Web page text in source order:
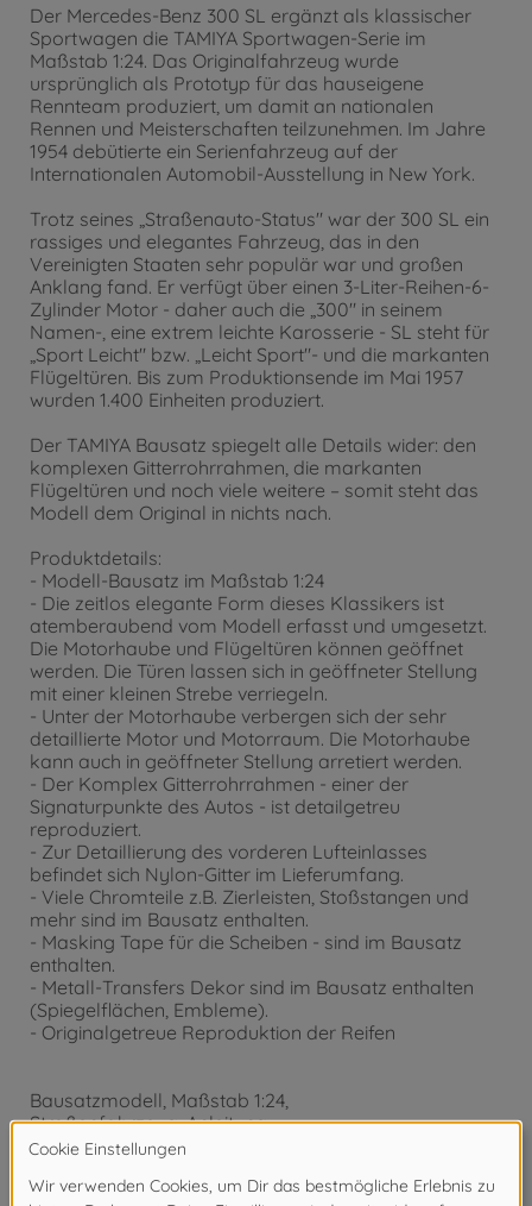
Der Mercedes-Benz 300 SL ergänzt als klassischer
Sportwagen die TAMIYA Sportwagen-Serie im
Maßstab 1:24. Das Originalfahrzeug wurde
ursprünglich als Prototyp für das hauseigene
Rennteam produziert, um damit an nationalen
Rennen und Meisterschaften teilzunehmen. Im Jahre
1954 debütierte ein Serienfahrzeug auf der
Internationalen Automobil-Ausstellung in New York.
Trotz seines „Straßenauto-Status" war der 300 SL ein
rassiges und elegantes Fahrzeug, das in den
Vereinigten Staaten sehr populär war und großen
Anklang fand. Er verfügt über einen 3-Liter-Reihen-6-
Zylinder Motor - daher auch die „300" in seinem
Namen-, eine extrem leichte Karosserie - SL steht für
„Sport Leicht" bzw. „Leicht Sport"- und die markanten
Flügeltüren. Bis zum Produktionsende im Mai 1957
wurden 1.400 Einheiten produziert.
Der TAMIYA Bausatz spiegelt alle Details wider: den
komplexen Gitterrohrrahmen, die markanten
Flügeltüren und noch viele weitere – somit steht das
Modell dem Original in nichts nach.
Produktdetails:
- Modell-Bausatz im Maßstab 1:24
- Die zeitlos elegante Form dieses Klassikers ist
atemberaubend vom Modell erfasst und umgesetzt.
Die Motorhaube und Flügeltüren können geöffnet
werden. Die Türen lassen sich in geöffneter Stellung
mit einer kleinen Strebe verriegeln.
- Unter der Motorhaube verbergen sich der sehr
detaillierte Motor und Motorraum. Die Motorhaube
kann auch in geöffneter Stellung arretiert werden.
- Der Komplex Gitterrohrrahmen - einer der
Signaturpunkte des Autos - ist detailgetreu
reproduziert.
- Zur Detaillierung des vorderen Lufteinlasses
befindet sich Nylon-Gitter im Lieferumfang.
- Viele Chromteile z.B. Zierleisten, Stoßstangen und
mehr sind im Bausatz enthalten.
- Masking Tape für die Scheiben - sind im Bausatz
enthalten.
- Metall-Transfers Dekor sind im Bausatz enthalten
(Spiegelflächen, Embleme).
- Originalgetreue Reproduktion der Reifen
Bausatzmodell, Maßstab 1:24,
Straßenfahrzeug, Anleitung,
Dekor, Länge 188 mm.